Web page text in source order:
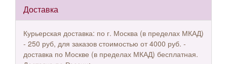
Доставка
Курьерская доставка: по г. Москва (в пределах МКАД)
- 250 руб, для заказов стоимостью от 4000 руб. -
доставка по Москве (в пределах МКАД) бесплатная.